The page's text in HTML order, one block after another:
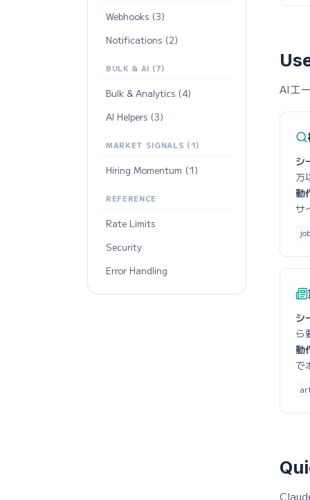
Webhooks (3)
Notifications (2)
BULK & AI (7)
Bulk & Analytics (4)
AI Helpers (3)
MARKET SIGNALS (1)
Hiring Momentum (1)
REFERENCE
Rate Limits
Security
Error Handling
AIエ
シ
万
動
サ
シ
ら
動
で